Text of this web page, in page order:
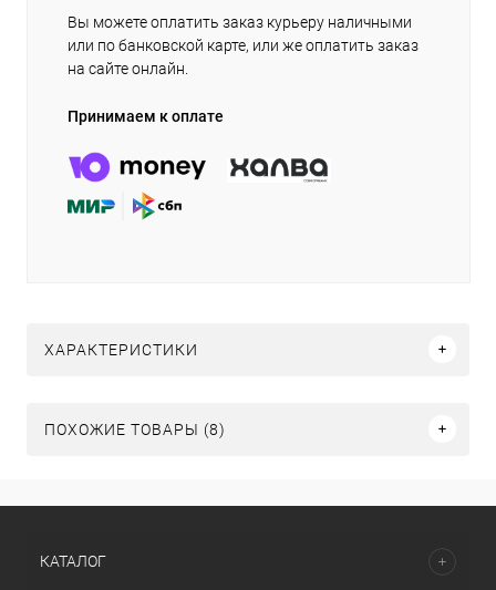
Вы можете оплатить заказ курьеру наличными
или по банковской карте, или же оплатить заказ
на сайте онлайн.
Принимаем к оплате
ХАРАКТЕРИСТИКИ
ПОХОЖИЕ ТОВАРЫ (8)
КАТАЛОГ